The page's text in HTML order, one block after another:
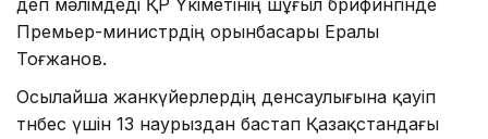
деп мәлімдеді ҚР Үкіметінің шұғыл брифингінде
Премьер-министрдің орынбасары Ералы
Тоғжанов.
Осылайша жанкүйерлердің денсаулығына қауіп
төнбес үшін 13 наурыздан бастап Қазақстандағы